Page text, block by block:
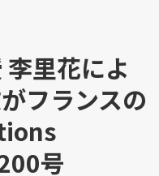
里花によ
フランスの
号